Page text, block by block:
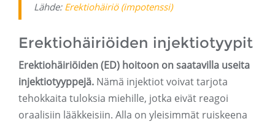
Lähde: Erektiohäiriö (impotenssi)
Erektiohäiriöiden injektiotyypit
Erektiohäiriöiden (ED) hoitoon on saatavilla useita
injektiotyyppejä. Nämä injektiot voivat tarjota
tehokkaita tuloksia miehille, jotka eivät reagoi
oraalisiin lääkkeisiin. Alla on yleisimmät ruiskeena